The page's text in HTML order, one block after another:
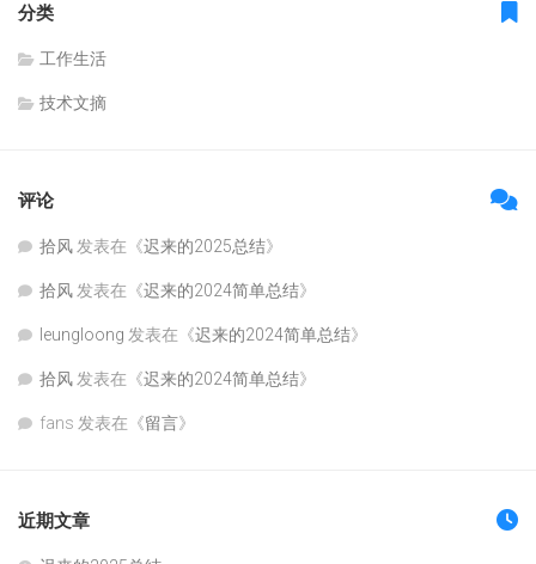
分类
工作生活
技术文摘
评论
拾风 发表在《迟来的2025总结》
拾风 发表在《迟来的2024简单总结》
leungloong 发表在《迟来的2024简单总结》
拾风 发表在《迟来的2024简单总结》
fans 发表在《留言》
近期文章